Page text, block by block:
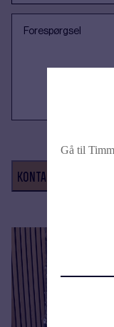
Gå til
kontakt os